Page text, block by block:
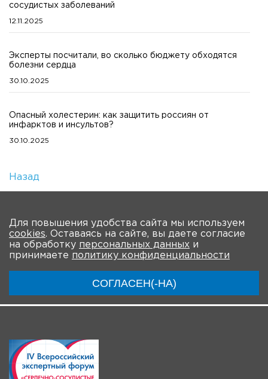
сосудистых заболеваний
12.11.2025
Эксперты посчитали, во сколько бюджету обходятся
болезни сердца
30.10.2025
Опасный холестерин: как защитить россиян от
инфарктов и инсультов?
30.10.2025
Назад
Для повышения удобства сайта мы используем
cookies. Оставаясь на сайте, вы даете согласие
на обработку персональных данных и
принимаете политику конфиденциальности
СОГЛАСЕН(-НА)
О Форуме Участники Программа